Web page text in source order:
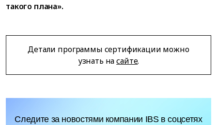
такого плана».
Детали программы сертификации можно
узнать насайте.
Следите за новостями компании IBS в соцсетях